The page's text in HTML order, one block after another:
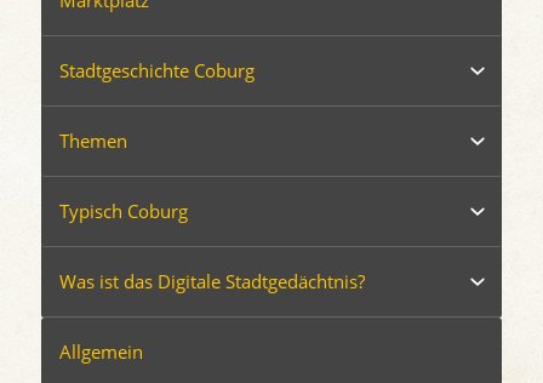
Stadtgeschichte Coburg
Themen
Typisch Coburg
Was ist das Digitale Stadtgedächtnis?
Allgemein